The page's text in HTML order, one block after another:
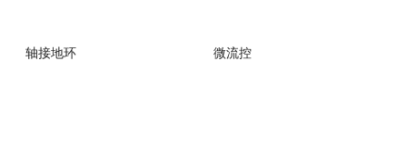
轴接地环 微流控